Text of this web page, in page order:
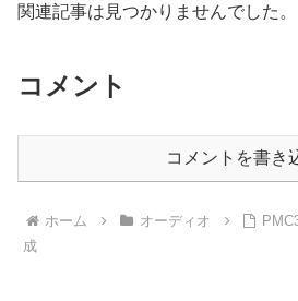
関連記事は見つかりませんでした。
コメント
コメントを書き
ホーム オーディオ
成